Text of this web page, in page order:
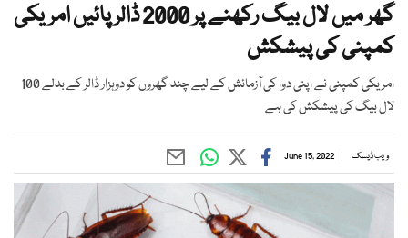
گھر میں لال بیگ رکھنے پر 2000 ڈالر پائیں امریکی
کمپنی کی پیشکش
امریکی کمپنی نے اپنی دوا کی آزمائش کے لیے چند گھروں کو دوہزار ڈالر کے بدلے 100
لال بیگ کی پیشکش کی ہے
ویب ڈیسک June 15, 2022